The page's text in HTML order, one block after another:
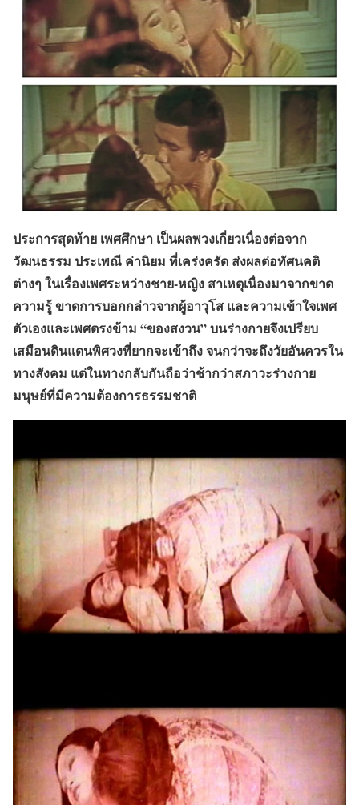
ประการสุดท้าย เพศศึกษา เป็นผลพวงเกี่ยวเนื่องต่อจาก
วัฒนธรรม ประเพณี ค่านิยม ที่เคร่งครัด ส่งผลต่อทัศนคติ
ต่างๆ ในเรื่องเพศระหว่างชาย-หญิง สาเหตุเนื่องมาจากขาด
ความรู้ ขาดการบอกกล่าวจากผู้อาวุโส และความเข้าใจเพศ
ตัวเองและเพศตรงข้าม “ของสงวน”บนร่างกายจึงเปรียบ
เสมือนดินแดนพิศวงที่ยากจะเข้าถึง จนกว่าจะถึงวัยอันควรใน
ทางสังคม แต่ในทางกลับกันถือว่าช้ากว่าสภาวะร่างกาย
มนุษย์ที่มีความต้องการธรรมชาติ